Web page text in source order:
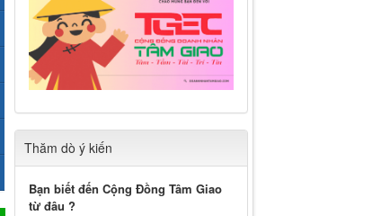
Thăm dò ý kiến
Bạn biết đến Cộng Đồng Tâm Giao
từ đâu ?